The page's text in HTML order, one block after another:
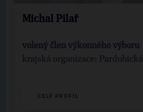
Michal Pilař
volený člen výkonného výboru
krajská organizace: Pardubická
CELÝ PROFIL